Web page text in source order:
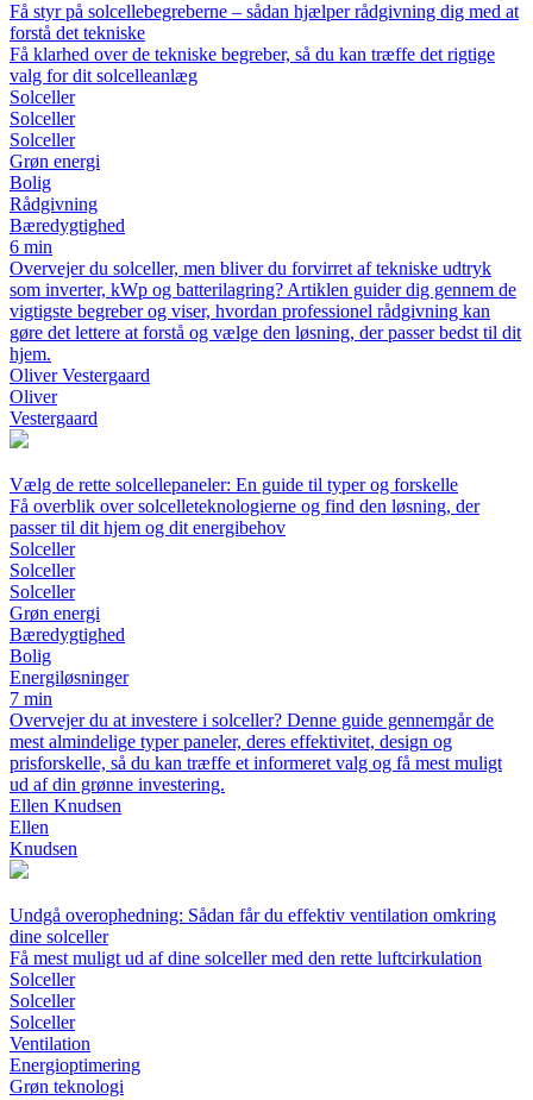
Få styr på solcellebegreberne – sådan hjælper rådgivning dig med at
forstå det tekniske
Få klarhed over de tekniske begreber, så du kan træffe det rigtige
valg for dit solcelleanlæg
Solceller
Solceller
Solceller
Grøn energi
Bolig
Rådgivning
Bæredygtighed
6 min
Overvejer du solceller, men bliver du forvirret af tekniske udtryk
som inverter, kWp og batterilagring? Artiklen guider dig gennem de
vigtigste begreber og viser, hvordan professionel rådgivning kan
gøre det lettere at forstå og vælge den løsning, der passer bedst til dit
hjem.
Oliver Vestergaard
Oliver
Vestergaard
Vælg de rette solcellepaneler: En guide til typer og forskelle
Få overblik over solcelleteknologierne og find den løsning, der
passer til dit hjem og dit energibehov
Solceller
Solceller
Solceller
Grøn energi
Bæredygtighed
Bolig
Energiløsninger
7 min
Overvejer du at investere i solceller? Denne guide gennemgår de
mest almindelige typer paneler, deres effektivitet, design og
prisforskelle, så du kan træffe et informeret valg og få mest muligt
ud af din grønne investering.
Ellen Knudsen
Ellen
Knudsen
Undgå overophedning: Sådan får du effektiv ventilation omkring
dine solceller
Få mest muligt ud af dine solceller med den rette luftcirkulation
Solceller
Solceller
Solceller
Ventilation
Energioptimering
Grøn teknologi